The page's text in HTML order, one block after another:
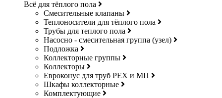
Всё для тёплого пола
Смесительные клапаны
Теплоносители для тёплого пола
Трубы для теплого пола
Насосно - смесительная группа (узел)
Подложка
Коллекторные группы
Коллекторы
Евроконус для труб РЕХ и МП
Шкафы коллекторные
Комплектующие